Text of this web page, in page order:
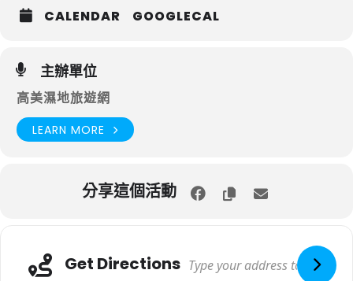
CALENDAR GOOGLECAL
主辦單位
高美濕地旅遊網
LEARN MORE
分享這個活動
Get Directions